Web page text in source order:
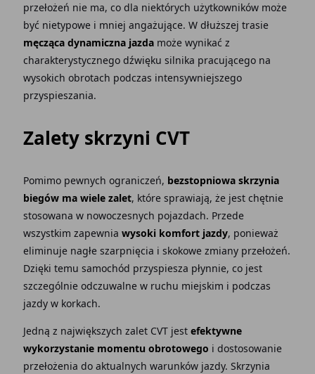
przełożeń nie ma, co dla niektórych użytkowników może
być nietypowe i mniej angażujące. W dłuższej trasie
męcząca dynamiczna jazdamoże wynikać z
charakterystycznego dźwięku silnika pracującego na
wysokich obrotach podczas intensywniejszego
przyspieszania.
Zalety skrzyni CVT
Pomimo pewnych ograniczeń, bezstopniowa skrzynia
biegów ma wiele zalet, które sprawiają, że jest chętnie
stosowana w nowoczesnych pojazdach. Przede
wszystkim zapewnia wysoki komfort jazdy, ponieważ
eliminuje nagłe szarpnięcia i skokowe zmiany przełożeń.
Dzięki temu samochód przyspiesza płynnie, co jest
szczególnie odczuwalne w ruchu miejskim i podczas
jazdy w korkach.
Jedną z największych zalet CVT jest efektywne
wykorzystanie momentu obrotowego i dostosowanie
przełożenia do aktualnych warunków jazdy. Skrzynia